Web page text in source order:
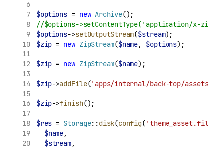
$options = new Archive();
//$options->setContentType('application/x-zip-
$options->setOutputStream($stream);
$zip = new ZipStream($name, $options);
$zip = new ZipStream($name);
$zip->addFile('apps/internal/back-top/assets/
$zip->finish();
$res = Storage::disk(config(
$name,
$stream,